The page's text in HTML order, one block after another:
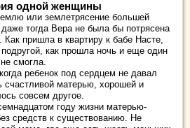
одной женщины
или землетрясение большей
тогда Вера не была бы потрясена
пришла в квартиру к бабе Насте,
как прошла ночь и еще один
смогла.
ребенок под сердцем не давал
счастливой матерью, хорошей и
совсем другое.
году жизни матерью-
средств к существованию. Не